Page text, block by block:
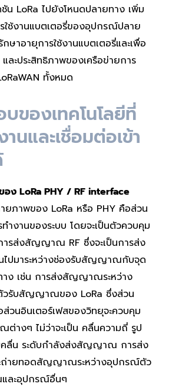
น LoRa ไปยังโหนดปลายทาง เพิ่ม
ใช้งานแบตเตอรี่ของอุปกรณ์ปลาย
ษาอายุการใช้งานแบตเตอรี่และเพื่อ
ะประสิทธิภาพของเครือข่ายการ
ทั้งหมด
ของเทคโนโลยีที่
านและเชื่อมต่อเข้า
อง LoRa PHY / RF interface
ภาพของ LoRa หรือ PHY คือส่วน
ำงานของระบบ โดยจะเป็นตัวควบคุม
ารส่งสัญญาณ RF ซึ่งจะเป็นการส่ง
มาระหว่างช่องรับสัญญาณกับจุด
าง เช่น การส่งสัญญาณระหว่าง
ตัวรับสัญญาณของ LoRa ซึ่งส่วน
วนอินเตอร์เฟสของวิทยุจะควบคุม
างๆ ไม่ว่าจะเป็น คลื่นความถี่ รูป
คลื่น ระดับกำลังส่งสัญญาณ การส่ง
ยทอดสัญญาณระหว่างอุปกรณ์ตัว
ะอุปกรณ์อื่นๆ